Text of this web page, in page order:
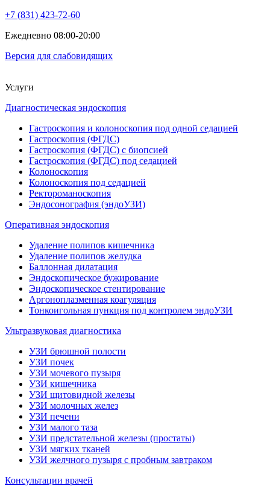
+7 (831) 423-72-60
Ежедневно 08:00-20:00
Версия для слабовидящих
Услуги
Диагностическая эндоскопия
Гастроскопия и колоноскопия под одной седацией
Гастроскопия (ФГДС)
Гастроскопия (ФГДС) с биопсией
Гастроскопия (ФГДС) под седацией
Колоноскопия
Колоноскопия под седацией
Ректороманоскопия
Эндосонография (эндоУЗИ)
Оперативная эндоскопия
Удаление полипов кишечника
Удаление полипов желудка
Баллонная дилатация
Эндоскопическое бужирование
Эндоскопическое стентирование
Аргоноплазменная коагуляция
Тонкоигольная пункция под контролем эндоУЗИ
Ультразвуковая диагностика
УЗИ брюшной полости
УЗИ почек
УЗИ мочевого пузыря
УЗИ кишечника
УЗИ щитовидной железы
УЗИ молочных желез
УЗИ печени
УЗИ малого таза
УЗИ предстательной железы (простаты)
УЗИ мягких тканей
УЗИ желчного пузыря с пробным завтраком
Консультации врачей